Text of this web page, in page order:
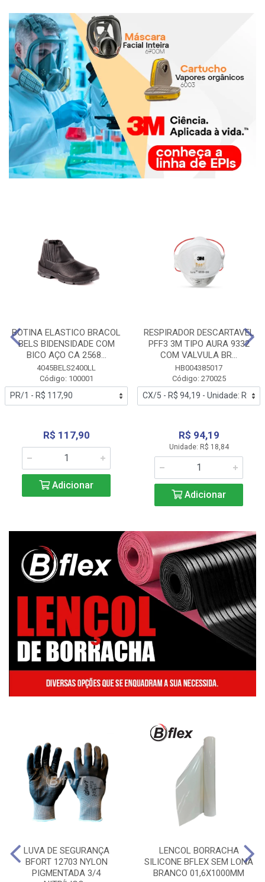
BOTINA ELASTICO BRACOL
BELS BIDENSIDADE COM
BICO AÇO CA 2568...
4045BELS2400LL
Código: 100001
R$ 117,90
Adicionar
RESPIRADOR DESCARTAVEL
PFF3 3M TIPO AURA 9332
COM VALVULA BR...
HB004385017
Código: 270025
R$ 94,19
Unidade: R$ 18,84
Adicionar
LUVA DE SEGURANÇA
BFORT 12703 NYLON
PIGMENTADA 3/4
LENCOL BORRACHA
SILICONE BFLEX SEM LONA
BRANCO 01,6X1000MM